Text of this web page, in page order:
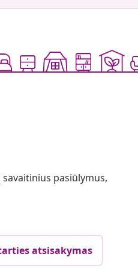
pasiūlymus,
atsisakymas